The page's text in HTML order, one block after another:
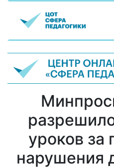
уроков за
нарушения